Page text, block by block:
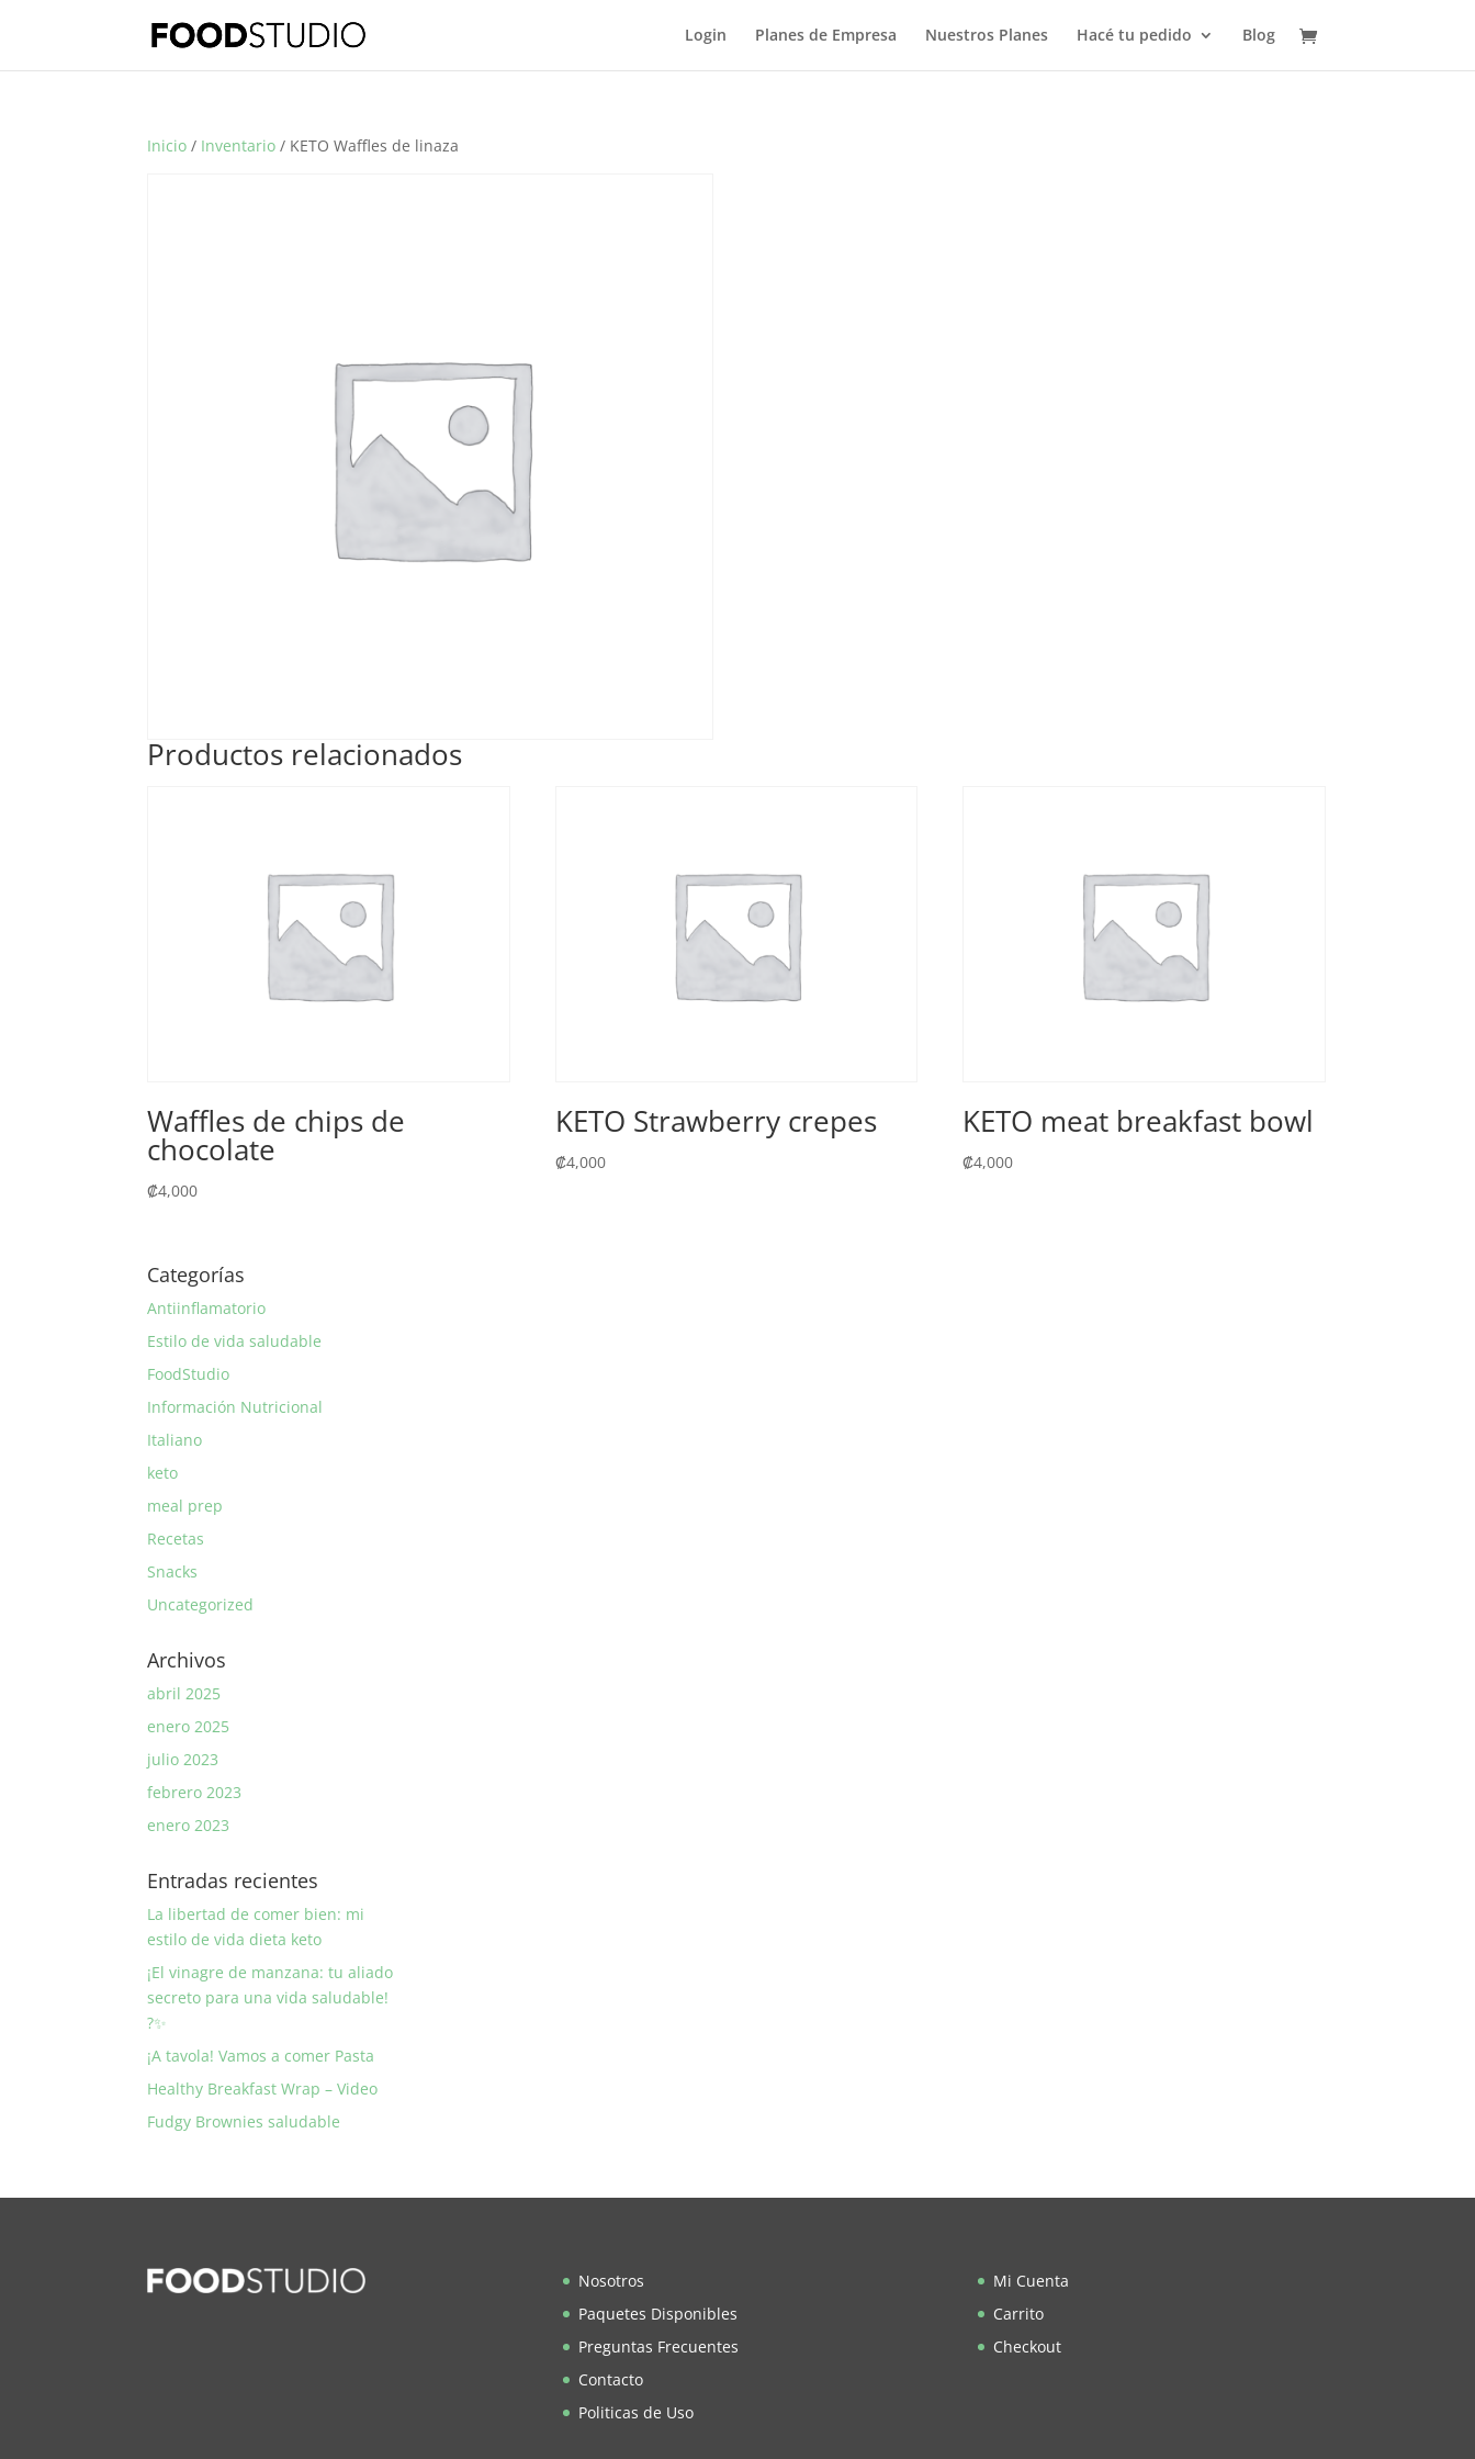
Login Planes de Empresa Nuestros Planes Hacé tu pedido Blog
Inicio / Inventario / KETO Waffles de linaza
Productos relacionados
Waffles de chips de
chocolate
₡4,000
KETO Strawberry crepes
₡4,000
KETO meat breakfast bowl
₡4,000
Categorías
Antiinflamatorio
Estilo de vida saludable
FoodStudio
Información Nutricional
Italiano
keto
meal prep
Recetas
Snacks
Uncategorized
Archivos
abril 2025
enero 2025
julio 2023
febrero 2023
enero 2023
Entradas recientes
La libertad de comer bien: mi
estilo de vida dieta keto
¡El vinagre de manzana: tu aliado
secreto para una vida saludable!
?✨
¡A tavola! Vamos a comer Pasta
Healthy Breakfast Wrap – Video
Fudgy Brownies saludable
Nosotros
Paquetes Disponibles
Preguntas Frecuentes
Contacto
Politicas de Uso
Mi Cuenta
Carrito
Checkout